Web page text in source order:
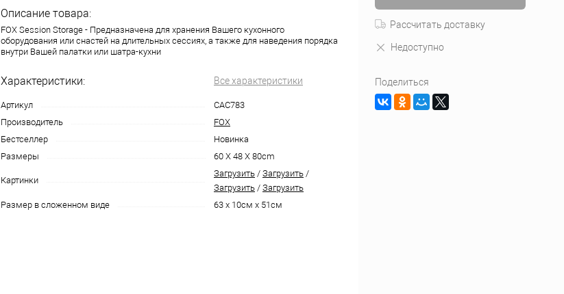
Описание товара:
FOX Session Storage - Предназначена для хранения Вашего кухонного
оборудования или снастей на длительных сессиях, а также для наведения порядка
внутри Вашей палатки или шатра-кухни
Характеристики: Все характеристики
Артикул
CAC783
Производитель
FOX
Бестселлер
Новинка
Размеры
60 X 48 X 80cm
Картинки
Загрузить / Загрузить /
Загрузить / Загрузить
Размер в сложенном виде
63 х 10см х 51см
Рассчитать доставку
Недоступно
Поделиться